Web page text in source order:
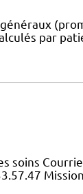
par
soins